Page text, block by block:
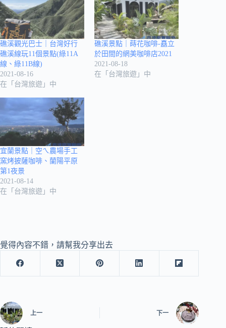
礁溪觀光巴士｜台灣好行
礁溪線玩11個景點(綠11A
線、綠11B線)
2021-08-16
在「台灣旅遊」中
礁溪景點｜蒔花咖啡-矗立
於田間的網美咖啡店2021
2021-08-18
在「台灣旅遊」中
宜蘭景點｜空ㄟ農場手工
窯烤披薩咖啡、蘭陽平原
第1夜景
2021-08-14
在「台灣旅遊」中
覺得內容不錯，請幫我分享出去
上一 下一